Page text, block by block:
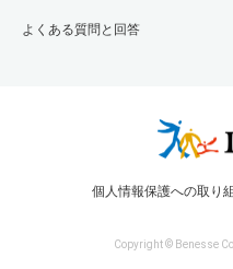
よくある質問と回答
個人情報保護への取り
Copyright © Benesse